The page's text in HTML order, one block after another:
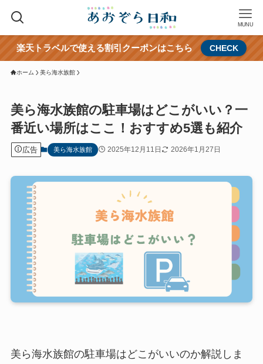
MUNU
楽天トラベルで使える割引クーポンはこちら CHECK
ホーム 美ら海水族館
美ら海水族館の駐車場はどこがいい？一
番近い場所はここ！おすすめ5選も紹介
広告 美ら海水族館 2025年12月11日 2026年1月27日
美ら海水族館の駐車場はどこがいいのか解説しま